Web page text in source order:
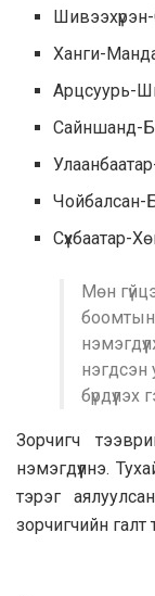
Ханги-
Арцсуурь-
Сайншанд-
Чойбалсан-
Сүхбаатар-
Мөн
боомтын
нэгдсэн
бүрдүүлэх
Зорчигч
нэмэгдүүлнэ.
тэрэг
зорчигчийн